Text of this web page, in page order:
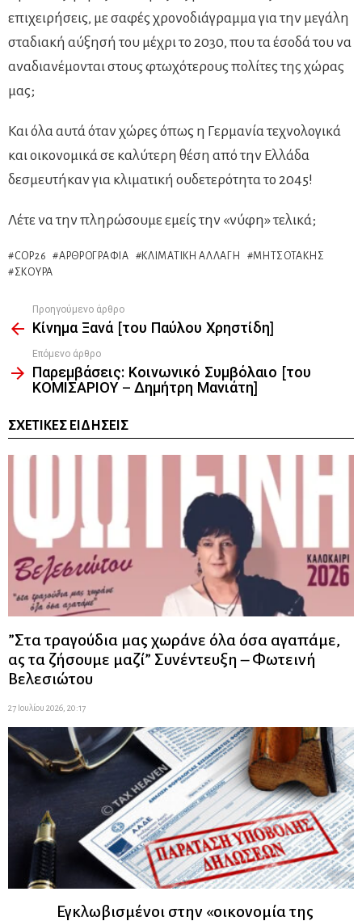
επιχειρήσεις, με σαφές χρονοδιάγραμμα για την μεγάλη
σταδιακή αύξησή του μέχρι το 2030, που τα έσοδά του να
αναδιανέμονται στους φτωχότερους πολίτες της χώρας
μας;
Και όλα αυτά όταν χώρες όπως η Γερμανία τεχνολογικά
και οικονομικά σε καλύτερη θέση από την Ελλάδα
δεσμευτήκαν για κλιματική ουδετερότητα το 2045!
Λέτε να την πληρώσουμε εμείς την «νύφη» τελικά;
COP26 ΑΡΘΡΟΓΡΑΦΊΑ ΚΛΙΜΑΤΙΚΉ ΑΛΛΑΓΉ
ΜΗΤΣΟΤΆΚΗΣ
ΣΚΟΎΡΑ
more
Προηγούμενο άρθρο
Κίνημα Ξανά [του Παύλου Χρηστίδη]
Επόμενο άρθρο
Παρεμβάσεις: Κοινωνικό Συμβόλαιο [του
ΚΟΜΙΣΑΡΙΟΥ – Δημήτρη Μανιάτη]
ΣΧΕΤΙΚΈΣ ΕΙΔΉΣΕΙΣ
”Στα τραγούδια μας χωράνε όλα όσα αγαπάμε,
ας τα ζήσουμε μαζί” Συνέντευξη – Φωτεινή
Βελεσιώτου
27 Ιουλίου 2026, 20:17
Εγκλωβισμένοι στην «οικονομία της